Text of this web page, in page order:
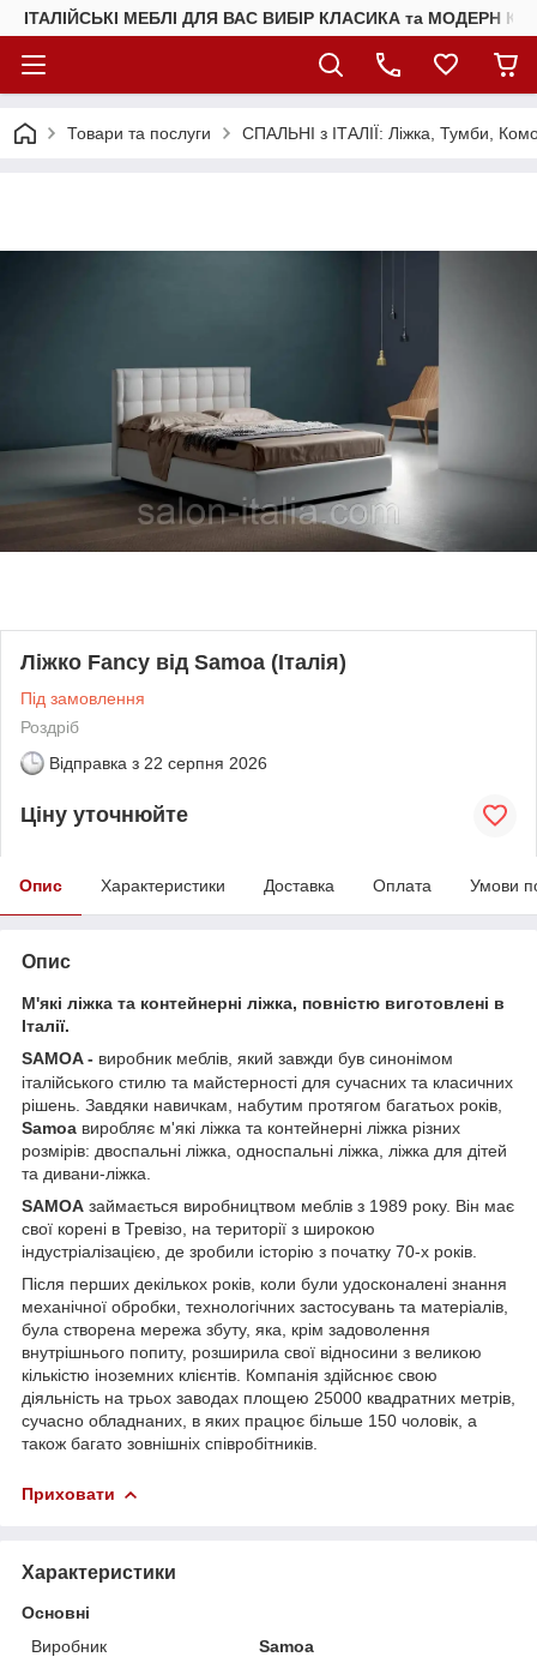
ІТАЛІЙСЬКІ МЕБЛІ ДЛЯ ВАС ВИБІР КЛАСИКА та МОДЕРН
Товари та послуги СПАЛЬНІ з ІТАЛІЇ: Ліжка, Тумби,
Ліжко Fancy від Samoa (Італія)
Під замовлення
Роздріб
Відправка з 22 серпня 2026
Ціну уточнюйте
Опис Характеристики Доставка Оплата Умови
Опис
М'які ліжка та контейнерні ліжка, повністю виготовлені в
Італії.
SAMOA - виробник меблів, який завжди був синонімом
італійського стилю та майстерності для сучасних та класичних
рішень. Завдяки навичкам, набутим протягом багатьох років,
Samoa виробляє м'які ліжка та контейнерні ліжка різних
розмірів: двоспальні ліжка, односпальні ліжка, ліжка для дітей
та дивани-ліжка.
SAMOA займається виробництвом меблів з 1989 року. Він має
свої корені в Тревізо, на території з широкою
індустріалізацією, де зробили історію з початку 70-х років.
Після перших декількох років, коли були удосконалені знання
механічної обробки, технологічних застосувань та матеріалів,
була створена мережа збуту, яка, крім задоволення
внутрішнього попиту, розширила свої відносини з великою
кількістю іноземних клієнтів. Компанія здійснює свою
діяльність на трьох заводах площею 25000 квадратних метрів,
сучасно обладнаних, в яких працює більше 150 чоловік, а
також багато зовнішніх співробітників.
Приховати
Характеристики
Основні
Виробник
Samoa